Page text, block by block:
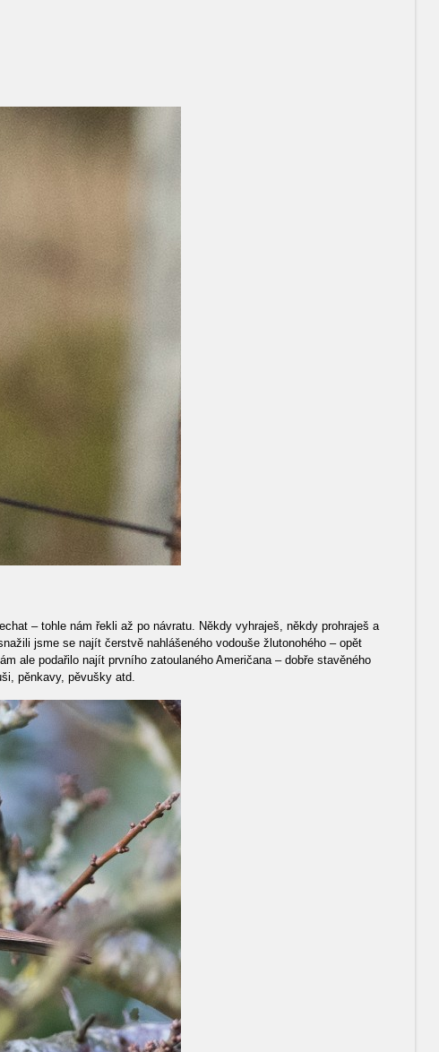
– tohle nám řekli až po návratu. Někdy vyhraješ, někdy prohraješ a
jsme se najít čerstvě nahlášeného vodouše žlutonohého – opět
ale podařilo najít prvního zatoulaného Američana – dobře stavěného
pěnkavy, pěvušky atd.